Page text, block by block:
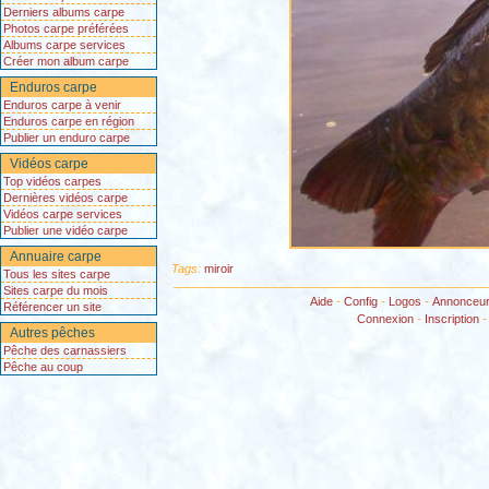
Derniers albums carpe
Photos carpe préférées
Albums carpe services
Créer mon album carpe
Enduros carpe
Enduros carpe à venir
Enduros carpe en région
Publier un enduro carpe
Vidéos carpe
Top vidéos carpes
Dernières vidéos carpe
Vidéos carpe services
Publier une vidéo carpe
Annuaire carpe
Tous les sites carpe
Sites carpe du mois
Référencer un site
Autres pêches
Pêche des carnassiers
Pêche au coup
Tags: miroir
Aide- Config- Logos -
Connexion - Inscription -